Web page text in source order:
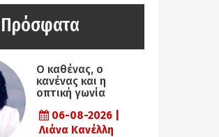
Πρόσφατα
Ο καθένας, ο
κανένας και η
οπτική γωνία
06-08-2026 |
Λιάνα Κανέλλη